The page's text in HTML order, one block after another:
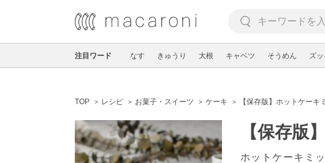
注目ワード なす きゅうり 大根 キャベツ そうめん ズ
TOP レシピ お菓子・スイーツ ケーキ 【保存版】ホットケー
【保存版
ホットケーキミ